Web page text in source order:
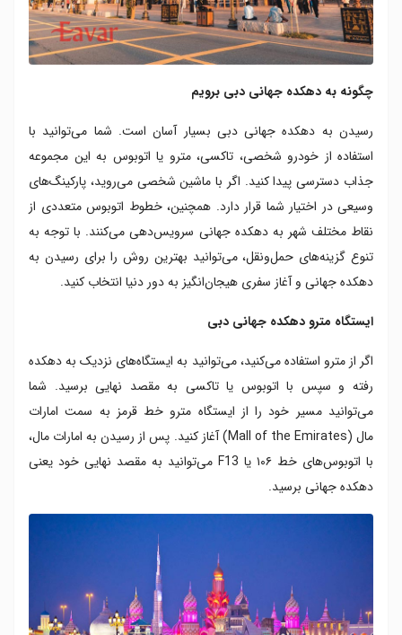
چگونه به دهکده جهانی دبی برویم
رسیدن به دهکده جهانی دبی بسیار آسان است. شما می‌توانید با
استفاده از خودرو شخصی، تاکسی، مترو یا اتوبوس به این مجموعه
جذاب دسترسی پیدا کنید. اگر با ماشین شخصی می‌روید، پارکینگ‌های
وسیعی در اختیار شما قرار دارد. همچنین، خطوط اتوبوس متعددی از
نقاط مختلف شهر به دهکده جهانی سرویس‌دهی می‌کنند. با توجه به
تنوع گزینه‌های حمل‌ونقل، می‌توانید بهترین روش را برای رسیدن به
دهکده جهانی و آغاز سفری هیجان‌انگیز به دور دنیا انتخاب کنید.
ایستگاه مترو دهکده جهانی دبی
اگر از مترو استفاده می‌کنید، می‌توانید به ایستگاه‌های نزدیک به دهکده
رفته و سپس با اتوبوس یا تاکسی به مقصد نهایی برسید. شما
می‌توانید مسیر خود را از ایستگاه مترو خط قرمز به سمت امارات
مال (Mall of the Emirates) آغاز کنید. پس از رسیدن به امارات مال،
با اتوبوس‌های خط ۱۰۶ یا F13 می‌توانید به مقصد نهایی خود یعنی
دهکده جهانی برسید.